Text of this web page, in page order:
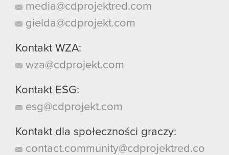
media@cdprojektred.com
gielda@cdprojekt.com
Kontakt WZA:
wza@cdprojekt.com
Kontakt ESG:
esg@cdprojekt.com
Kontakt dla społeczności graczy:
contact.community@cdprojektred.co